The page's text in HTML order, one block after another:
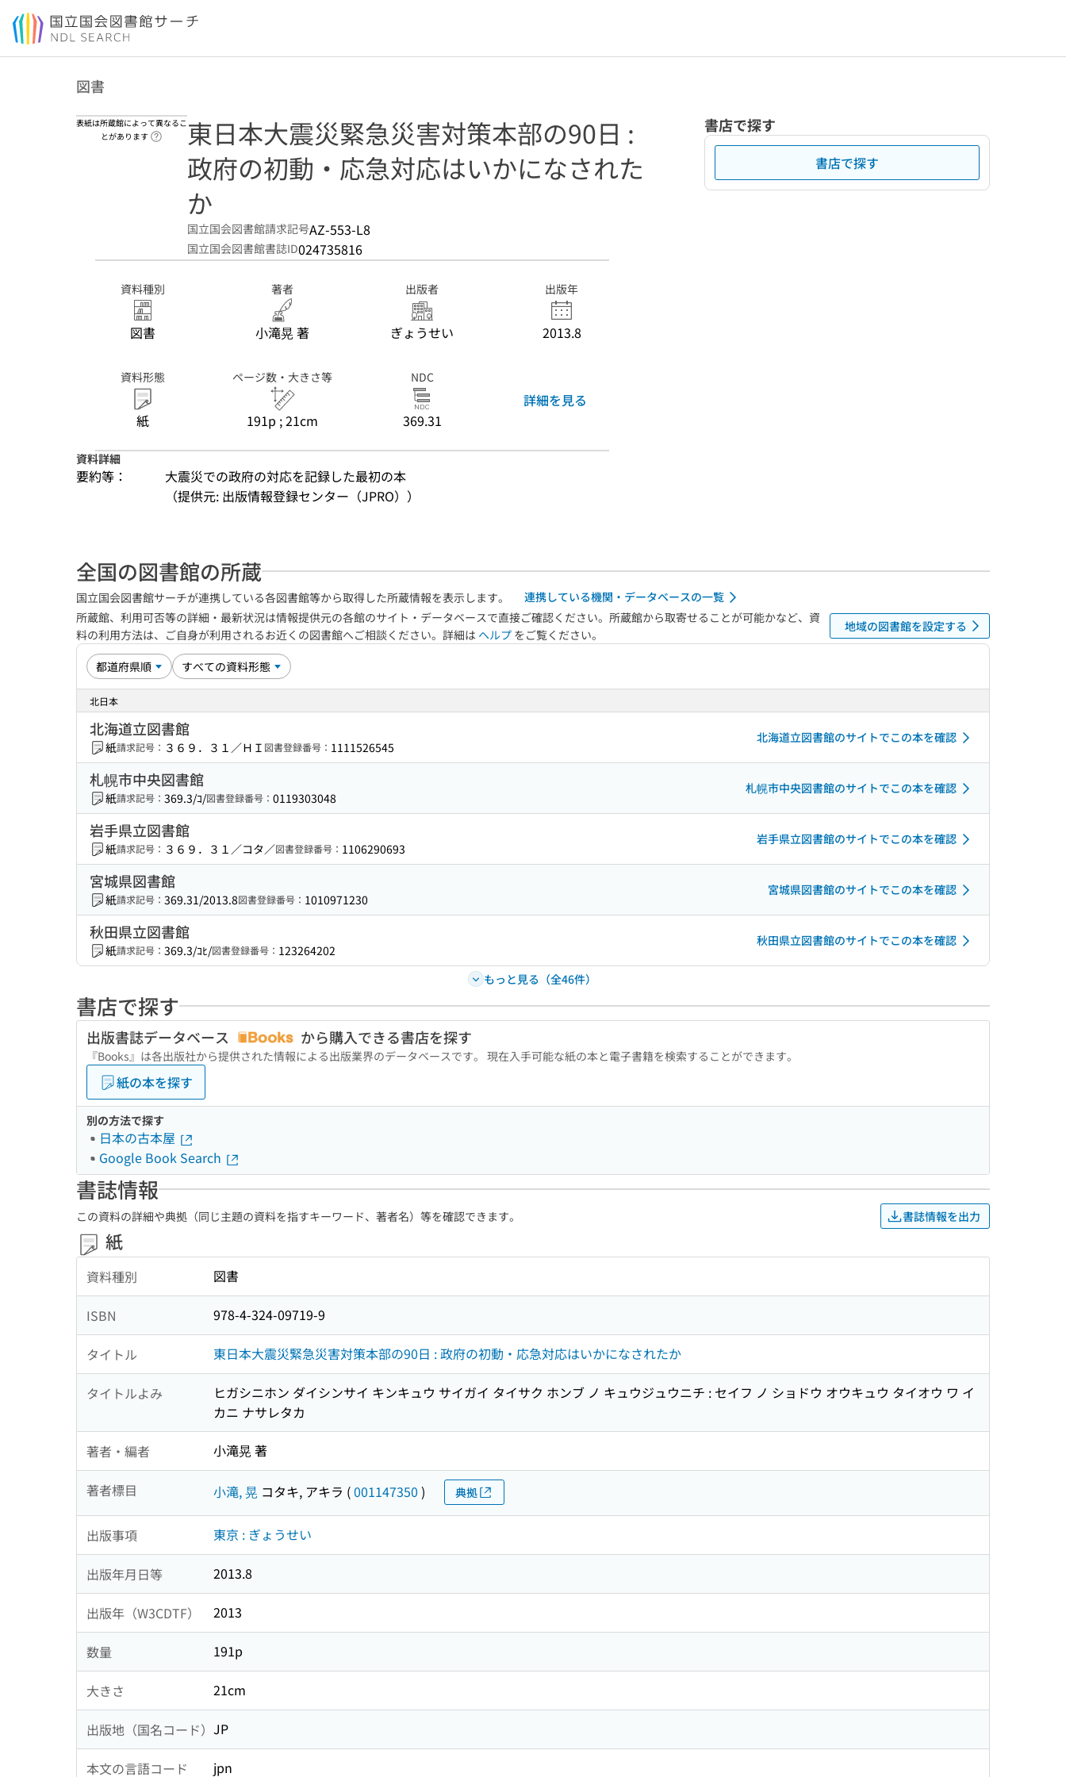
本文へ移動
図書
表紙は所蔵館によって異なるこ
とがあります
ヘルプページへのリンク
東日本大震災緊急災害対策本部の90日 :
政府の初動・応急対応はいかになされた
か
国立国会図書館請求記号AZ-553-L8
国立国会図書館書誌ID024735816
資料種別
図書
著者
小滝晃 著
出版者
ぎょうせい
出版年
2013.8
資料形態
紙
ページ数・大きさ等
191p ; 21cm
NDC
369.31
詳細を見る
資料詳細
要約等：
大震災での政府の対応を記録した最初の本
（提供元: 出版情報登録センター（JPRO））
書店で探す
書店で探す
全国の図書館の所蔵
国立国会図書館サーチが連携している各図書館等から取得した所蔵情報を表示します。
連携している機関・データベースの一覧
所蔵館、利用可否等の詳細・最新状況は情報提供元の各館のサイト・データベースで直接ご確認ください。所蔵館から取寄せることが可能かなど、資
料の利用方法は、ご自身が利用されるお近くの図書館へご相談ください。詳細は ヘルプ をご覧ください。
地域の図書館を設定する
北日本
北海道立図書館
紙請求記号： ３６９．３１／ＨＩ 図書登録番号： 1111526545
北海道立図書館のサイトでこの本を確認
札幌市中央図書館
紙請求記号： 369.3/ｺ/図書登録番号： 0119303048
札幌市中央図書館のサイトでこの本を確認
岩手県立図書館
紙請求記号： ３６９．３１／コタ／図書登録番号： 1106290693
岩手県立図書館のサイトでこの本を確認
宮城県図書館
紙請求記号： 369.31/2013.8図書登録番号： 1010971230
宮城県図書館のサイトでこの本を確認
秋田県立図書館
紙請求記号： 369.3/ｺﾋ/図書登録番号： 123264202
秋田県立図書館のサイトでこの本を確認
もっと見る（全46件）
書店で探す
出版書誌データベース から購入できる書店を探す
『Books』は各出版社から提供された情報による出版業界のデータベースです。 現在入手可能な紙の本と電子書籍を検索することができます。
紙の本を探す
別の方法で探す
日本の古本屋
Google Book Search
書誌情報
この資料の詳細や典拠（同じ主題の資料を指すキーワード、著者名）等を確認できます。 書誌情報を出力
紙
資料種別 図書
ISBN 978-4-324-09719-9
タイトル 東日本大震災緊急災害対策本部の90日 : 政府の初動・応急対応はいかになされたか
タイトルよみ
ヒガシニホン ダイシンサイ キンキュウ サイガイ タイサク ホンブ ノ キュウジュウニチ : セイフ ノ ショドウ オウキュウ タイオウ ワ イ
カニ ナサレタカ
著者・編者 小滝晃 著
著者標目 小滝, 晃 コタキ, アキラ (001147350 ) 典拠
出版事項 東京 : ぎょうせい
出版年月日等 2013.8
出版年（W3CDTF） 2013
数量 191p
大きさ 21cm
出版地（国名コード） JP
本文の言語コード jpn